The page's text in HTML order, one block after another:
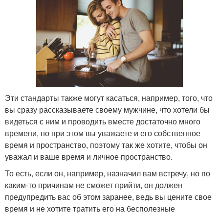
Эти стандарты также могут касаться, например, того, что
вы сразу рассказываете своему мужчине, что хотели бы
видеться с ним и проводить вместе достаточно много
времени, но при этом вы уважаете и его собственное
время и пространство, поэтому так же хотите, чтобы он
уважал и ваше время и личное пространство.
То есть, если он, например, назначил вам встречу, но по
каким-то причинам не сможет прийти, он должен
предупредить вас об этом заранее, ведь вы цените свое
время и не хотите тратить его на бесполезные